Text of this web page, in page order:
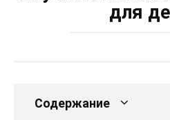
для
Содержание